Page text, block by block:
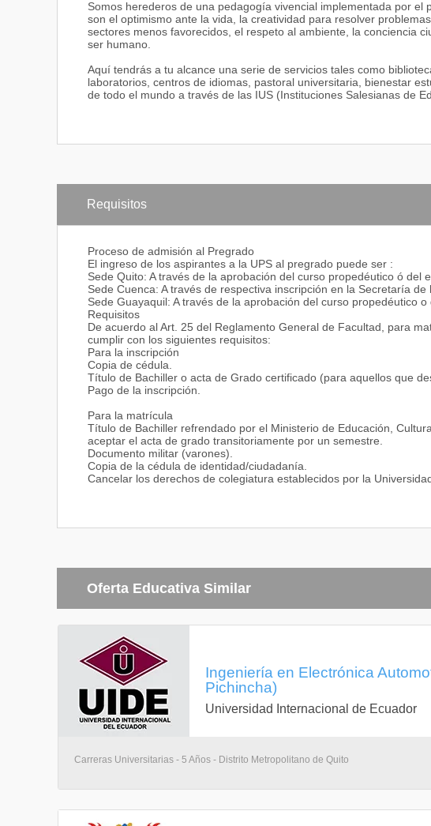
Somos herederos de una pedagogía vivencial implementada por el
son el optimismo ante la vida, la creatividad para resolver
sectores menos favorecidos, el respeto al ambiente, la conciencia
ser humano.
Aquí tendrás a tu alcance una serie de servicios tales como
laboratorios, centros de idiomas, pastoral universitaria, bienestar
de todo el mundo a través de las IUS (Instituciones Salesianas de
Requisitos
Proceso de admisión al Pregrado
El ingreso de los aspirantes a la UPS al pregrado puede ser :
Sede Quito: A través de la aprobación del curso propedéutico ó del
Sede Cuenca: A través de respectiva inscripción en la Secretaría de
Sede Guayaquil: A través de la aprobación del curso propedéutico
Requisitos
De acuerdo al Art. 25 del Reglamento General de Facultad, para
cumplir con los siguientes requisitos:
Para la inscripción
Copia de cédula.
Título de Bachiller o acta de Grado certificado (para aquellos que
Pago de la inscripción.
Para la matrícula
Título de Bachiller refrendado por el Ministerio de Educación,
aceptar el acta de grado transitoriamente por un semestre.
Documento militar (varones).
Copia de la cédula de identidad/ciudadanía.
Cancelar los derechos de colegiatura establecidos por la
Oferta Educativa Similar
Ingeniería en Electrónica
Pichincha)
Universidad Internacional de Ecuador
Carreras Universitarias - 5 Años - Distrito Metropolitano de Quito